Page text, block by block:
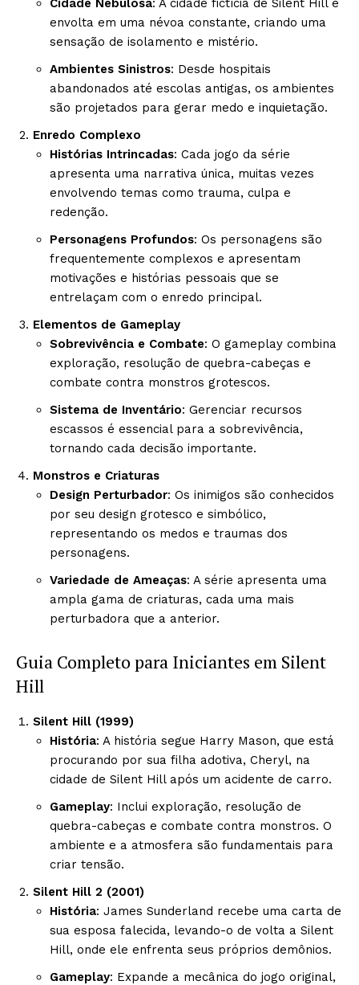
Cidade Nebulosa: A cidade fictícia de Silent Hill é
envolta em uma névoa constante, criando uma
sensação de isolamento e mistério.
Ambientes Sinistros: Desde hospitais
abandonados até escolas antigas, os ambientes
são projetados para gerar medo e inquietação.
Enredo Complexo
Histórias Intrincadas: Cada jogo da série
apresenta uma narrativa única, muitas vezes
envolvendo temas como trauma, culpa e
redenção.
Personagens Profundos: Os personagens são
frequentemente complexos e apresentam
motivações e histórias pessoais que se
entrelaçam com o enredo principal.
Elementos de Gameplay
Sobrevivência e Combate: O gameplay combina
exploração, resolução de quebra-cabeças e
combate contra monstros grotescos.
Sistema de Inventário: Gerenciar recursos
escassos é essencial para a sobrevivência,
tornando cada decisão importante.
Monstros e Criaturas
Design Perturbador: Os inimigos são conhecidos
por seu design grotesco e simbólico,
representando os medos e traumas dos
personagens.
Variedade de Ameaças: A série apresenta uma
ampla gama de criaturas, cada uma mais
perturbadora que a anterior.
Guia Completo para Iniciantes em Silent
Hill
Silent Hill (1999)
História: A história segue Harry Mason, que está
procurando por sua filha adotiva, Cheryl, na
cidade de Silent Hill após um acidente de carro.
Gameplay: Inclui exploração, resolução de
quebra-cabeças e combate contra monstros. O
ambiente e a atmosfera são fundamentais para
criar tensão.
Silent Hill 2 (2001)
História: James Sunderland recebe uma carta de
sua esposa falecida, levando-o de volta a Silent
Hill, onde ele enfrenta seus próprios demônios.
Gameplay: Expande a mecânica do jogo original,